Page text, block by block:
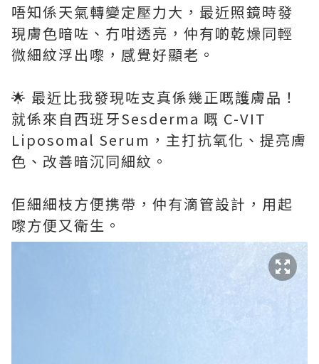
唔知係天氣轉變定壓力大，最近照鏡時發
現膚色暗咗、冇咁透亮，仲有啲乾燥同輕
微細紋浮出嚟，感覺好顯老。
🌟 最近比我發現咗支真係幾正嘅護膚品！
就係來自西班牙Sesderma 嘅 C-VIT
Liposomal Serum，主打抗氧化、提亮膚
色、改善暗沉同細紋。
佢細細枝方便携帶，仲有滴管設計，用起
嚟方便又衛生。